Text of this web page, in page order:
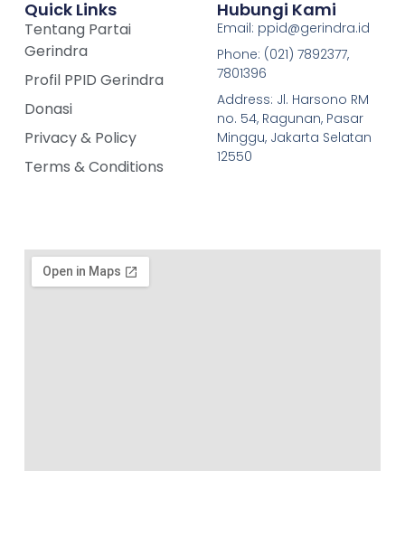
Quick Links
Tentang Partai
Gerindra
Profil PPID Gerindra
Donasi
Privacy & Policy
Terms & Conditions
Hubungi Kami
Email: ppid@gerindra.id
Phone: (021) 7892377,
7801396
Address: Jl. Harsono RM
no. 54, Ragunan, Pasar
Minggu, Jakarta Selatan
12550